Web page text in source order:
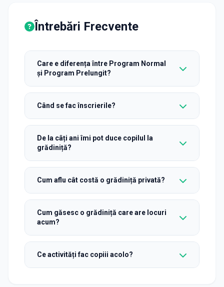
Întrebări Frecvente
Care e diferența între Program Normal
și Program Prelungit?
Când se fac înscrierile?
De la câți ani îmi pot duce copilul la
grădiniță?
Cum aflu cât costă o grădiniță privată?
Cum găsesc o grădiniță care are locuri
acum?
Ce activități fac copiii acolo?